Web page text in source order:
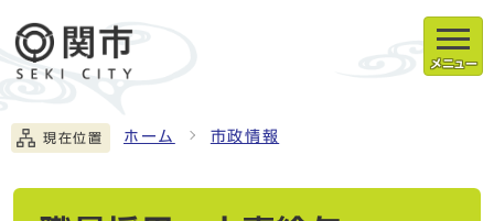
メニュー
現在位置 ホーム 市政情報